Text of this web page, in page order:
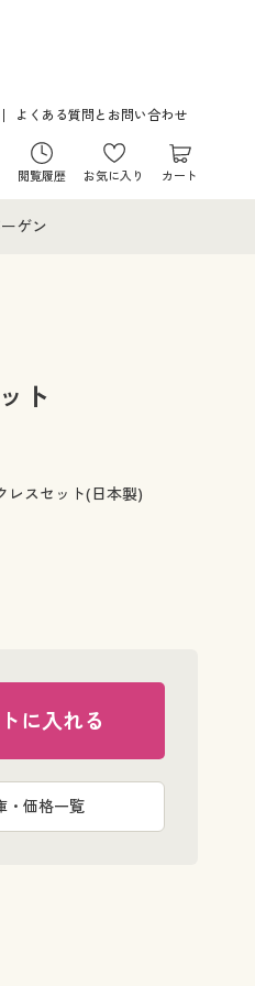
よくある質問とお問い合わせ
閲覧履歴 お気に入り カート
ス下着
制服
ゲン
ト
レスセット(日本製)
に入れる
・価格一覧